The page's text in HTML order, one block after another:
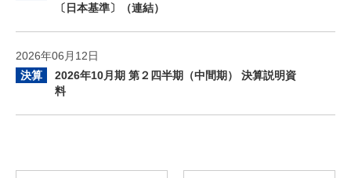
〔日本基準〕（連結）
2026年06月12日
決算
2026年10月期 第２四半期（中間期） 決算説明資
料